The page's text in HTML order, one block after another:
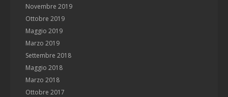
Novembre 2019
Ottobre 2019
Maggio 2019
Marzo 2019
Settembre 2018
Maggio 2018
Marzo 2018
Ottobre 2017